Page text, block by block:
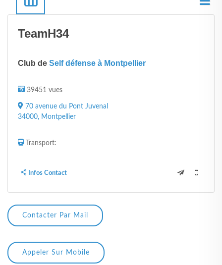
TeamH34
Club de Self défense à Montpellier
39451 vues
70 avenue du Pont Juvenal
34000, Montpellier
Transport:
Infos Contact
Contacter Par Mail
Appeler Sur Mobile